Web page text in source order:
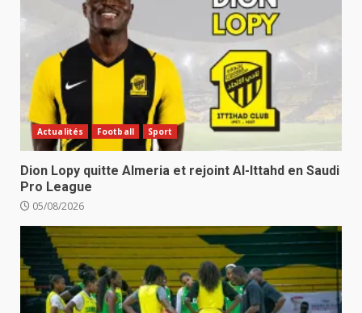
Actualités Football Sport
Dion Lopy quitte Almeria et rejoint Al-Ittahd en Saudi
Pro League
05/08/2026